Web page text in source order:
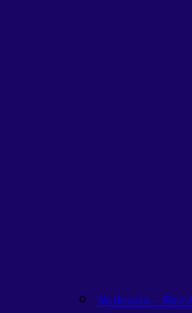
Moderada – Rico